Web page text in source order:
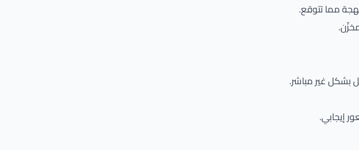
مما تتوقع.
غير مباشر.
إيجابي.